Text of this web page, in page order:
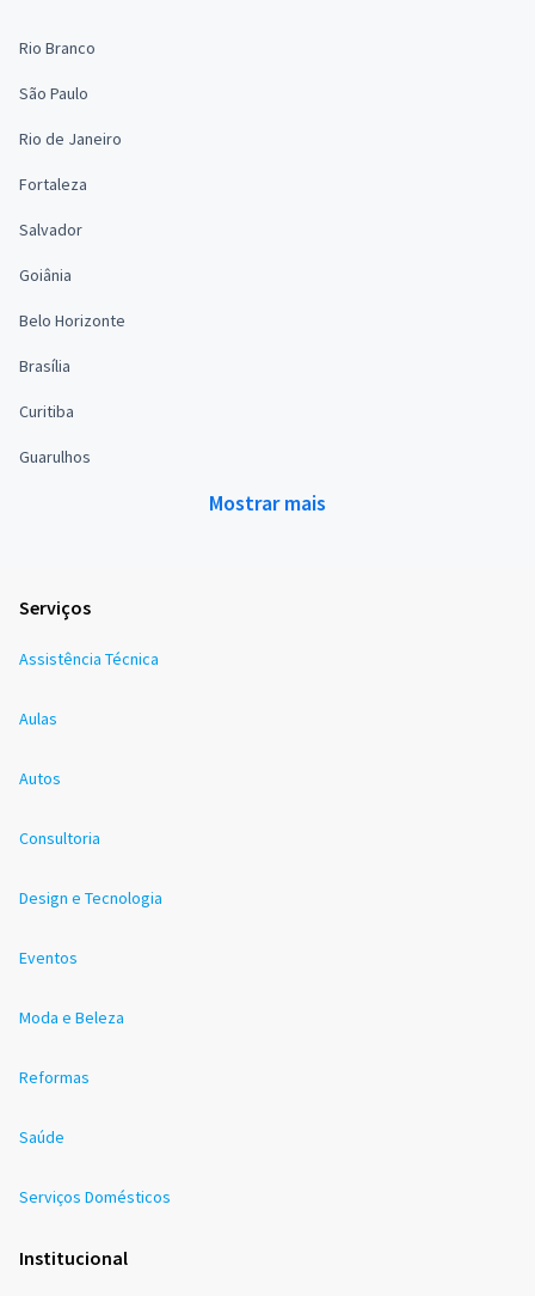
Rio Branco
São Paulo
Rio de Janeiro
Fortaleza
Salvador
Goiânia
Belo Horizonte
Brasília
Curitiba
Guarulhos
Mostrar mais
Serviços
Assistência Técnica
Aulas
Autos
Consultoria
Design e Tecnologia
Eventos
Moda e Beleza
Reformas
Saúde
Serviços Domésticos
Institucional